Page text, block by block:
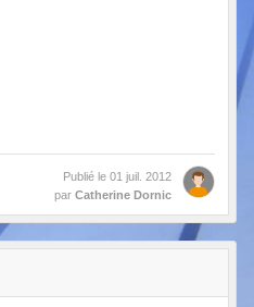
Publié le 01 juil. 2012
par Catherine Dornic